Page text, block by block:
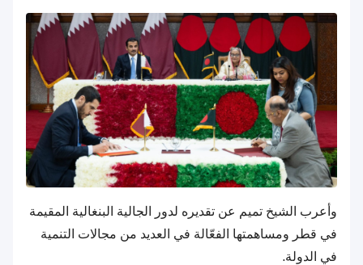
وأعرب الشيخ تميم عن تقديره لدور الجالية البنغالية المقيمة
في قطر ومساهمتها الفعّالة في العديد من مجالات التنمية
في الدولة.